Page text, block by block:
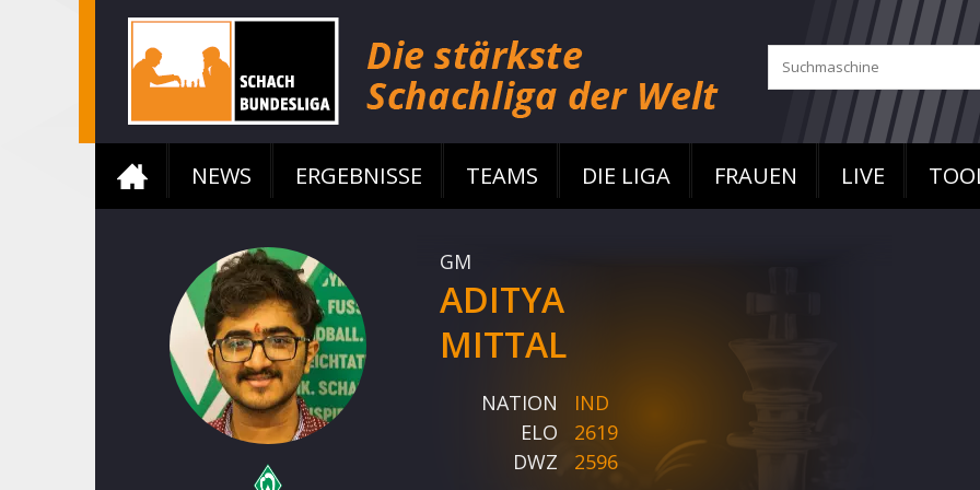
NEWS ERGEBNISSE TEAMS DIE LIGA FRAUEN LIVE
GM
ADITYA
MITTAL
NATION
IND
ELO
2619
DWZ
2596